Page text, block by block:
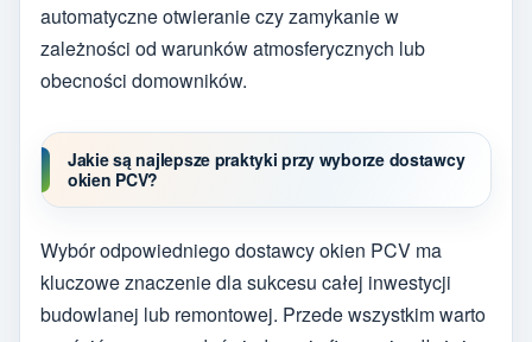
automatyczne otwieranie czy zamykanie w
zależności od warunków atmosferycznych lub
obecności domowników.
Jakie są najlepsze praktyki przy wyborze dostawcy
okien PCV?
Wybór odpowiedniego dostawcy okien PCV ma
kluczowe znaczenie dla sukcesu całej inwestycji
budowlanej lub remontowej. Przede wszystkim warto